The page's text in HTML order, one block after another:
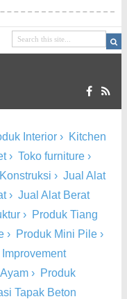
Interior › Kitchen
› Toko furniture ›
› Jual Alat
› Jual Alat Berat
› Produk Tiang
› Produk Mini Pile ›
› Produk
Tapak Beton